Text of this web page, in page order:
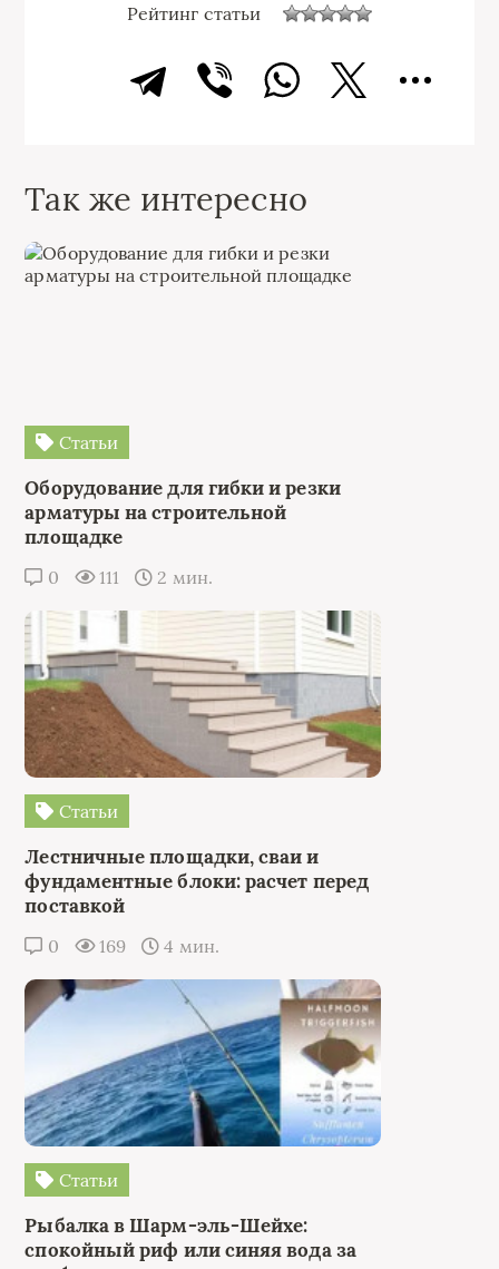
Рейтинг статьи
Так же интересно
Статьи
Оборудование для гибки и резки
арматуры на строительной
площадке
0 111 2 мин.
Статьи
Лестничные площадки, сваи и
фундаментные блоки: расчет перед
поставкой
0 169 4 мин.
Статьи
Рыбалка в Шарм-эль-Шейхе:
спокойный риф или синяя вода за